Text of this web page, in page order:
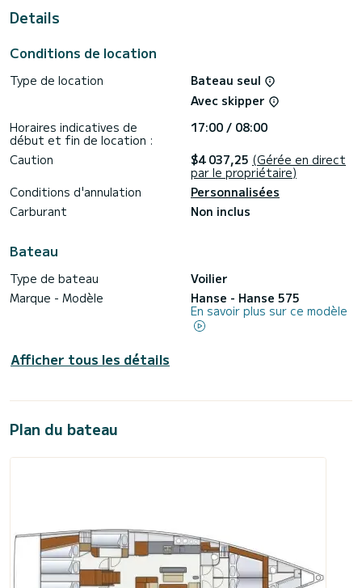
Propulseur d'étrave, TV, Plateforme de bain , Douche de
Si vous avez des questions concernant le bateau ou les
conditions de location, vous pouvez envoyer un message via
la plateforme Samboat. Un conseiller SamBoat se chargera
Details
Conditions de location
Type de location
Bateau seul
Avec skipper
Horaires indicatives de
début et fin de location :
17:00 / 08:00
Caution
$4 037,25 (Gérée en direct
par le propriétaire)
Conditions d'annulation
Personnalisées
Carburant
Non inclus
Bateau
Type de bateau
Voilier
Marque - Modèle
Hanse - Hanse 575
En savoir plus sur ce modèle
Afficher tous les détails
Plan du bateau